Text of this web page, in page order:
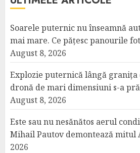
Soarele puternic nu înseamnă
mai mare. Ce pățesc panourile
August 8, 2026
Explozie puternică lângă granița
dronă de mari dimensiuni s-a
August 8, 2026
Este sau nu nesănătos aerul
Mihail Pautov demontează mitul
2026